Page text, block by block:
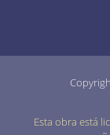
Esta obra está